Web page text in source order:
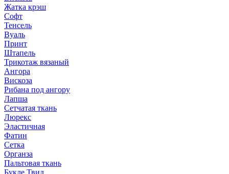
Жатка крэш
Софт
Тенсель
Вуаль
Принт
Штапель
Трикотаж вязаный
Ангора
Вискоза
Рибана под ангору
Лапша
Сетчатая ткань
Люрекс
Эластичная
Фатин
Сетка
Органза
Пальтовая ткань
Букле Твид